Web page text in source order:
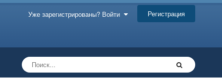
Уже зарегистрированы? Войти Регистрация